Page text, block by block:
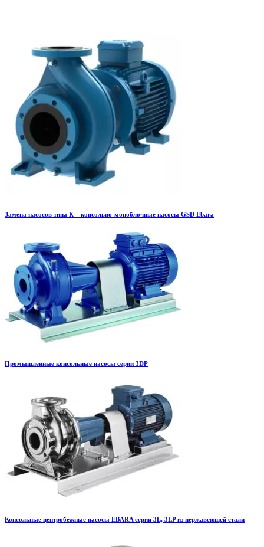
Замена насосов типа К – консольно-моноблочные насосы GSD Ebara
Промышленные консольные насосы серии 3DP
Консольные центробежные насосы EBARA серии 3L, 3LP из нержавеющей стали